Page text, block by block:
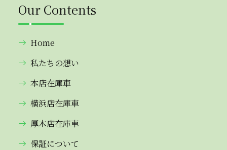
Our Contents
Home
私たちの想い
本店在庫車
横浜店在庫車
厚木店在庫車
保証について